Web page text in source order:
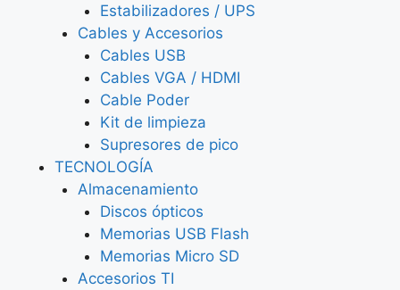
Estabilizadores / UPS
Cables y Accesorios
Cables USB
Cables VGA / HDMI
Cable Poder
Kit de limpieza
Supresores de pico
TECNOLOGÍA
Almacenamiento
Discos ópticos
Memorias USB Flash
Memorias Micro SD
Accesorios TI